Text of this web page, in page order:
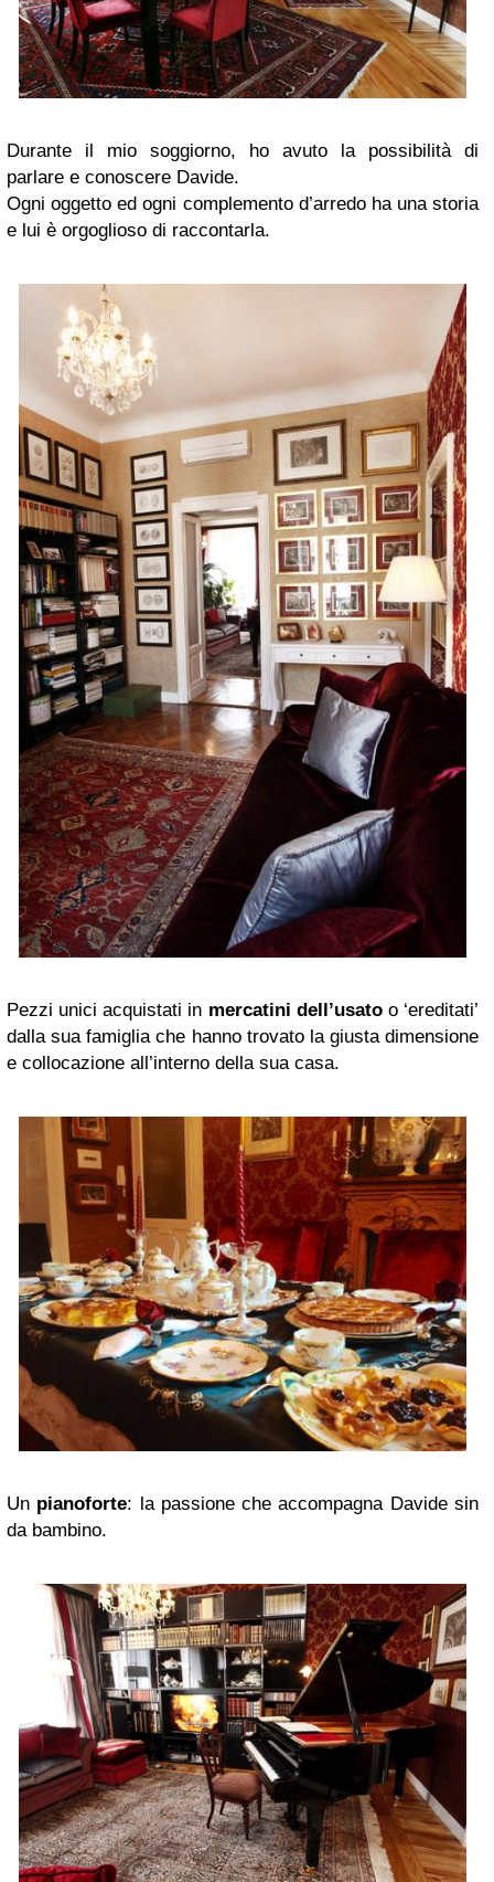
Durante il mio soggiorno, ho avuto la possibilità di
parlare e conoscere Davide.
Ogni oggetto ed ogni complemento d’arredo ha una storia
e lui è orgoglioso di raccontarla.
Pezzi unici acquistati in mercatini dell’usatoo ‘ereditati’
dalla sua famiglia che hanno trovato la giusta dimensione
e collocazione all’interno della sua casa.
Un pianoforte: la passione che accompagna Davide sin
da bambino.